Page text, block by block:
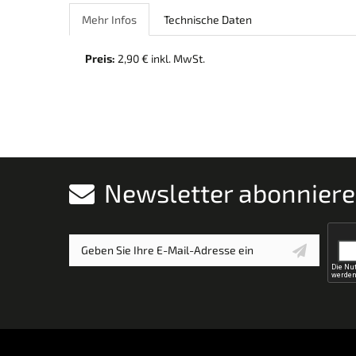
Mehr Infos Technische Daten
Preis: 2,90 € inkl. MwSt.
Newsletter